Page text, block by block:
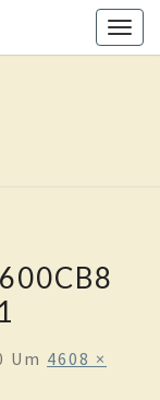
Um 4608 ×